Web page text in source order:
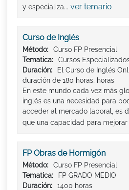
y especializa... ver temario
Curso de Inglés
Método:
Curso FP Presencial
Tematica:
Cursos
Duración:
El Curso de Inglés
duración de 180 horas. horas
En este mundo cada vez más
inglés es una necesidad para
acceder al mercado laboral, es
que una capacidad para mejorar
FP Obras de Hormigón
Método:
Curso FP Presencial
Tematica:
FP GRADO MEDIO
Duración:
1400 horas